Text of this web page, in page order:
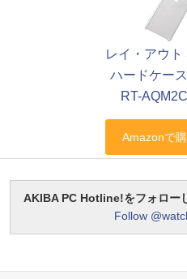
レイ・アウト
ハードケー
RT-
AKIBA PC Hotline!をフォロー
Follow